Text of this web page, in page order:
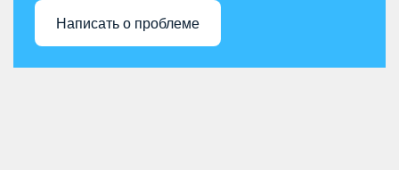
Написать о проблеме